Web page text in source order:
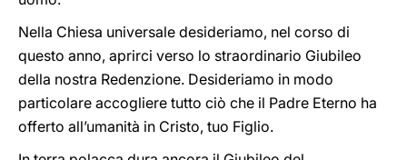
Nella Chiesa universale desideriamo, nel corso di
questo anno, aprirci verso lo straordinario Giubileo
della nostra Redenzione. Desideriamo in modo
particolare accogliere tutto ciò che il Padre Eterno ha
offerto all’umanità in Cristo, tuo Figlio.